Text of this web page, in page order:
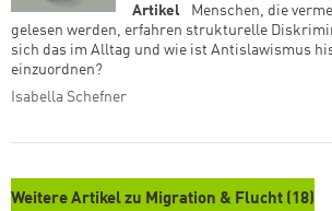
Artikel
Menschen, die
gelesen werden, erfahren strukturelle
sich das im Alltag und wie ist Antislawismus
einzuordnen?
Isabella Schefner
Weitere Artikel zu Migration & Flucht (18)